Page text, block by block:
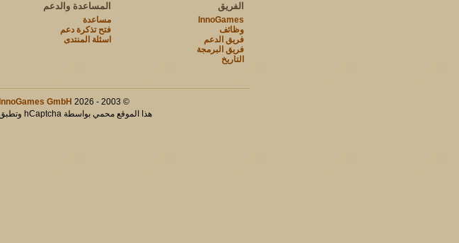
المساعدة والدعم
مساعدة
فتح تذكرة دعم
اسئلة المنتدى
الفريق
InnoGames
وظائف
فريق الدعم
فريق البرمجة
التاريخ
© 2003 - 2026
InnoGames GmbH
هذا الموقع محمي بواسطة hCaptcha وتطبق